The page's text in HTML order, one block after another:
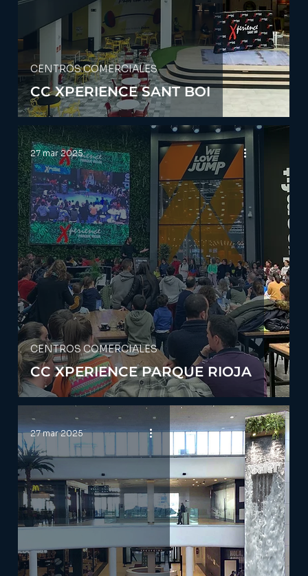
CC XPERIENCE SANT BOI
CENTROS COMERCIALES
CC XPERIENCE PARQUE RIOJA
CENTROS COMERCIALES
27 mar 2025
27 mar 2025